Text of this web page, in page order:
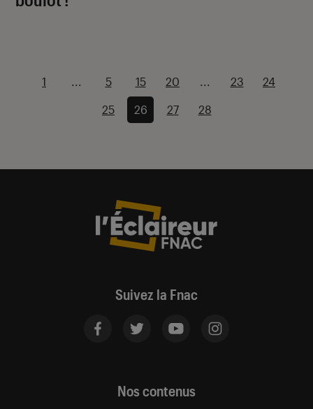
1 ... 5 15 20 ... 23 24
25 26 27 28
Suivez la Fnac
Nos contenus